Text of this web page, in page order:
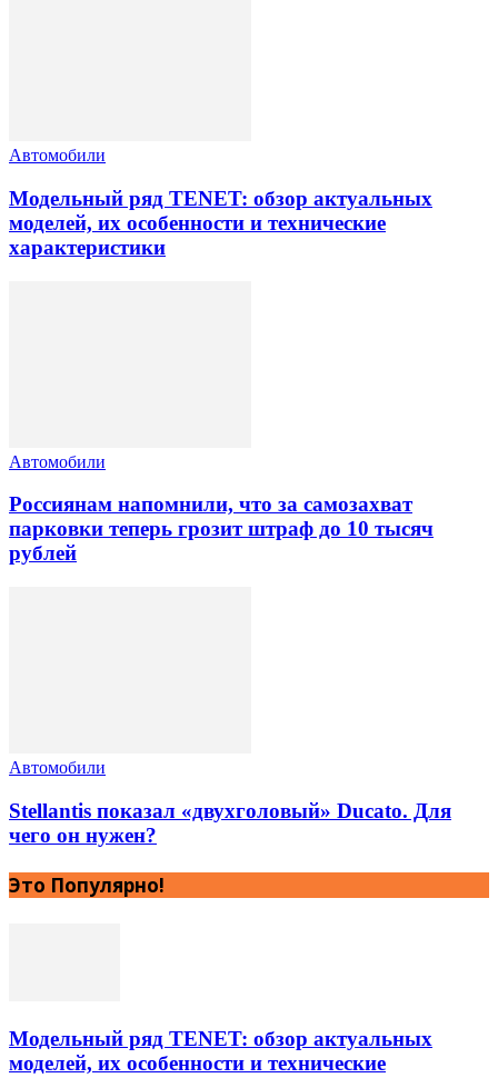
Автомобили
Модельный ряд TENET: обзор актуальных
моделей, их особенности и технические
характеристики
Автомобили
Россиянам напомнили, что за самозахват
парковки теперь грозит штраф до 10 тысяч
рублей
Автомобили
Stellantis показал «двухголовый» Ducato. Для
чего он нужен?
Это Популярно!
Модельный ряд TENET: обзор актуальных
моделей, их особенности и технические